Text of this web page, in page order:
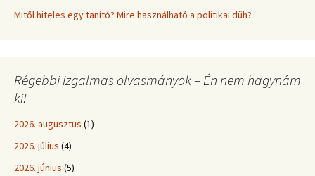
Mitől hiteles egy tanító? Mire használható a politikai düh?
Régebbi izgalmas olvasmányok – Én nem hagynám
ki!
2026. augusztus (1)
2026. július (4)
2026. június (5)